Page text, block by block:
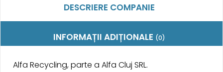
DESCRIERE COMPANIE
INFORMAȚII ADIȚIONALE (0)
Alfa Recycling, parte a Alfa Cluj SRL.